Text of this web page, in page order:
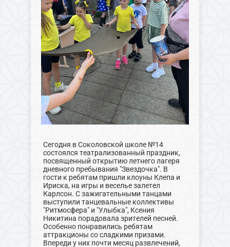
Сегодня в Соколовской школе №14
состоялся театрализованный праздник,
посвященный открытию летнего лагеря
дневного пребывания "Звездочка". В
гости к ребятам пришли клоуны Клепа и
Ириска, на игры и веселье залетел
Карлсон. С зажигательными танцами
выступили танцевальные коллективы
"Ритмосфера" и "Улыбка", Ксения
Никитина порадовала зрителей песней.
Особенно понравились ребятам
аттракционы со сладкими призами.
Впереди у них почти месяц развлечений,